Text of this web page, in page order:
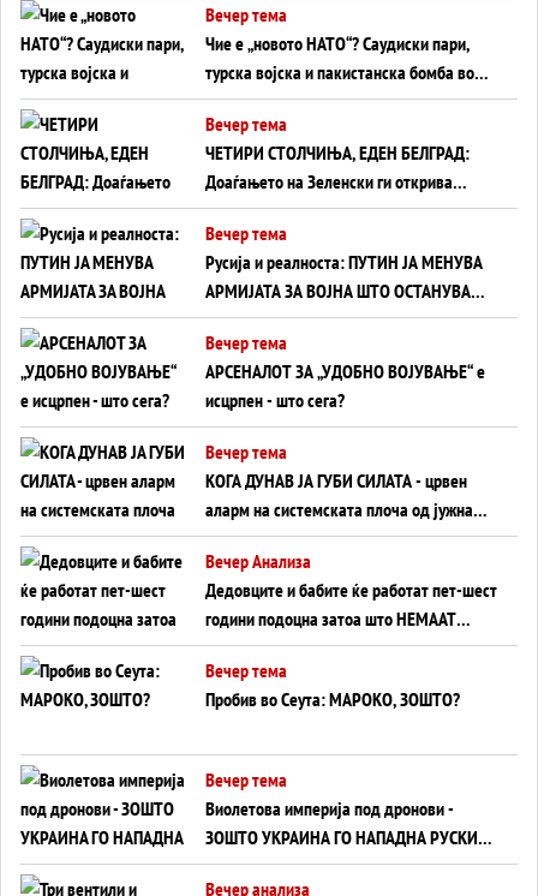
Вечер тема
Чие е „новото НАТО“? Саудиски пари,
турска војска и пакистанска бомба во
служба на Америка - или ќе стане
сувишна?
Вечер тема
ЧЕТИРИ СТОЛЧИЊА, ЕДЕН БЕЛГРАД:
Доаѓањето на Зеленски ги открива
тајните на политиката на балансирање
на Вучиќ
Вечер тема
Русија и реалноста: ПУТИН ЈА МЕНУВА
АРМИЈАТА ЗА ВОЈНА ШТО ОСТАНУВА
БЕЗ ФРОНТ
Вечер тема
АРСЕНАЛОТ ЗА „УДОБНО ВОЈУВАЊЕ“ е
исцрпен - што сега?
Вечер тема
КОГА ДУНАВ ЈА ГУБИ СИЛАТА - црвен
аларм на системската плоча од јужна
Германија до Црното Море...
Вечер Анализа
Дедовците и бабите ќе работат пет-шест
години подоцна затоа што НЕМААТ
ВНУЦИ ДА ГИ ЗАМЕНАТ
Вечер тема
Пробив во Сеута: МАРОКО, ЗОШТО?
Вечер тема
Виолетова империја под дронови -
ЗОШТО УКРАИНА ГО НАПАДНА РУСКИОТ
WILDBERRIES
Вечер анализа